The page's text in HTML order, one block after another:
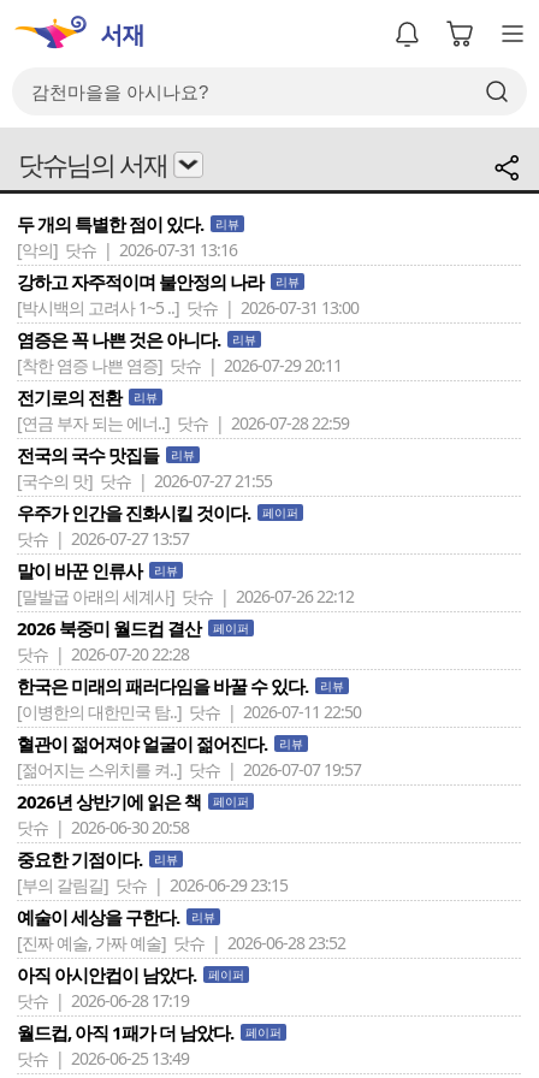
닷슈님의 서재
두 개의 특별한 점이 있다. 리뷰
[악의] 닷슈 | 2026-07-31 13:16
강하고 자주적이며 불안정의 나라 리뷰
[박시백의 고려사 1~5 ..] 닷슈 | 2026-07-31 13:00
염증은 꼭 나쁜 것은 아니다. 리뷰
[착한 염증 나쁜 염증] 닷슈 | 2026-07-29 20:11
전기로의 전환 리뷰
[연금 부자 되는 에너..] 닷슈 | 2026-07-28 22:59
전국의 국수 맛집들 리뷰
[국수의 맛] 닷슈 | 2026-07-27 21:55
우주가 인간을 진화시킬 것이다. 페이퍼
닷슈 | 2026-07-27 13:57
말이 바꾼 인류사 리뷰
[말발굽 아래의 세계사] 닷슈 | 2026-07-26 22:12
2026 북중미 월드컵 결산 페이퍼
닷슈 | 2026-07-20 22:28
한국은 미래의 패러다임을 바꿀 수 있다. 리뷰
[이병한의 대한민국 탐..] 닷슈 | 2026-07-11 22:50
혈관이 젊어져야 얼굴이 젊어진다. 리뷰
[젊어지는 스위치를 켜..] 닷슈 | 2026-07-07 19:57
2026년 상반기에 읽은 책 페이퍼
닷슈 | 2026-06-30 20:58
중요한 기점이다. 리뷰
[부의 갈림길] 닷슈 | 2026-06-29 23:15
예술이 세상을 구한다. 리뷰
[진짜 예술, 가짜 예술] 닷슈 | 2026-06-28 23:52
아직 아시안컵이 남았다. 페이퍼
닷슈 | 2026-06-28 17:19
월드컵, 아직 1패가 더 남았다. 페이퍼
닷슈 | 2026-06-25 13:49